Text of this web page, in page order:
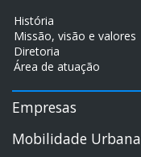
História
Missão, visão e valores
Diretoria
Área de atuação
Empresas
Mobilidade Urbana